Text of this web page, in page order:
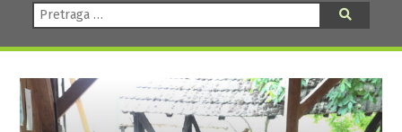
Pretraga: